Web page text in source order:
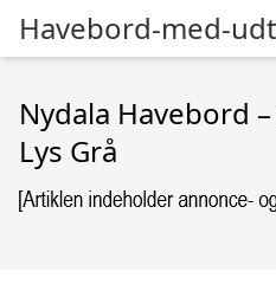
Havebord-med-
Nydala Havebord
Lys Grå